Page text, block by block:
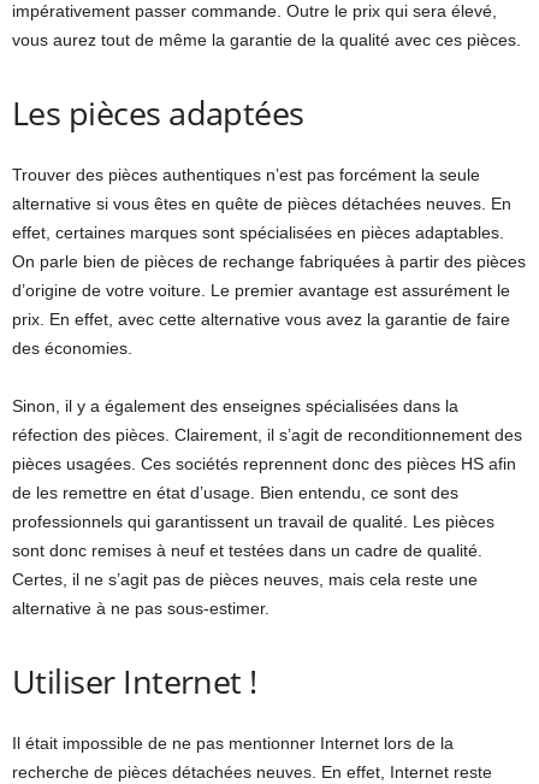
impérativement passer commande. Outre le prix qui sera élevé,
vous aurez tout de même la garantie de la qualité avec ces pièces.
Les pièces adaptées
Trouver des pièces authentiques n’est pas forcément la seule
alternative si vous êtes en quête de pièces détachées neuves. En
effet, certaines marques sont spécialisées en pièces adaptables.
On parle bien de pièces de rechange fabriquées à partir des pièces
d’origine de votre voiture. Le premier avantage est assurément le
prix. En effet, avec cette alternative vous avez la garantie de faire
des économies.
Sinon, il y a également des enseignes spécialisées dans la
réfection des pièces. Clairement, il s’agit de reconditionnement des
pièces usagées. Ces sociétés reprennent donc des pièces HS afin
de les remettre en état d’usage. Bien entendu, ce sont des
professionnels qui garantissent un travail de qualité. Les pièces
sont donc remises à neuf et testées dans un cadre de qualité.
Certes, il ne s’agit pas de pièces neuves, mais cela reste une
alternative à ne pas sous-estimer.
Utiliser Internet !
Il était impossible de ne pas mentionner Internet lors de la
recherche de pièces détachées neuves. En effet, Internet reste